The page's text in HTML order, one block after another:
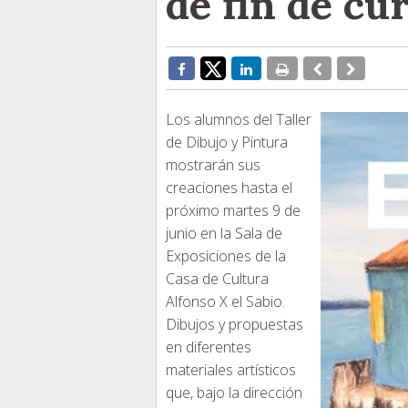
Los alumnos del Taller
de Dibujo y Pintura
mostrarán sus
creaciones hasta el
próximo martes 9 de
junio en la Sala de
Exposiciones de la
Casa de Cultura
Alfonso X el Sabio.
Dibujos y propuestas
en diferentes
materiales artísticos
que, bajo la dirección